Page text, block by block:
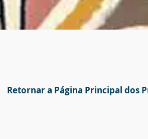
Retornar a Página Principal dos